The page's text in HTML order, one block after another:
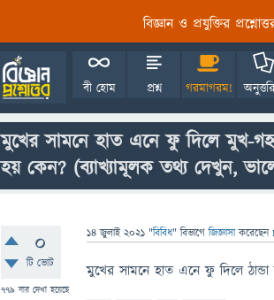
বিজ্ঞান ও প্রযুক্তির
বী হোম প্রশ্ন গরমাগরম!
মুখের সামনে হাত এনে ফু দিলে মুখ-
হয় কেন? (ব্যাখ্যামূলক তথ্য দেখুন,
0
টি ভোট
779 বার দেখা হয়েছে
14 জুলাই 2021 "বিবিধ" বিভাগে জিজ্ঞাসাকরেছেন
মুখের সামনে হাত এনে ফু দিলে